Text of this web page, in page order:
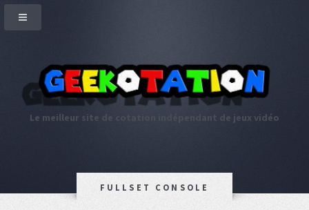
Le meilleur site de cotation indépendant de jeux vidéo
FULLSET CONSOLE